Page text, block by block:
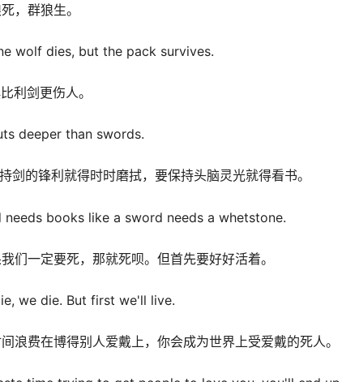
群狼生。
dies, but the pack survives.
剑更伤人。
deeper than swords.
的锋利就得时时磨拭，要保持头脑灵光就得看书。
books like a sword needs a whetstone.
一定要死，那就死呗。但首先要好好活着。
we die. But first we'll live.
费在博得别人爱戴上，你会成为世界上受爱戴的死人。